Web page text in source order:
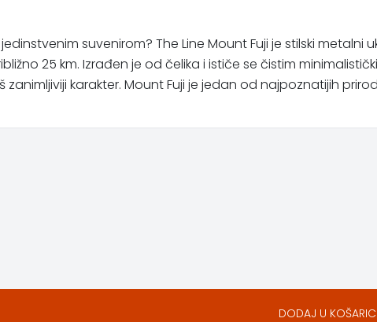
suvenirom? The Line Mount Fuji je stilski metalni
25 km. Izrađen je od čelika i ističe se čistim
karakter. Mount Fuji je jedan od najpoznatijih
DODAJ U